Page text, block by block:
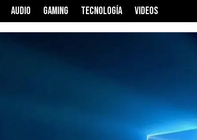
AUDIO GAMING TECNOLOGÍA VIDEOS